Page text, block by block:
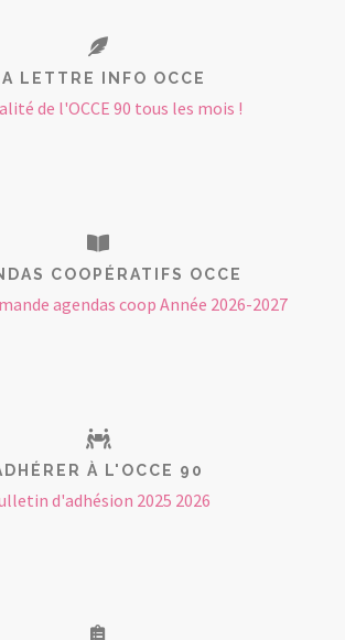
LETTRE INFO OCCE
de l'OCCE 90 tous les mois !
COOPÉRATIFS OCCE
agendas coop Année 2026-2027
À L'OCCE 90
d'adhésion 2025 2026